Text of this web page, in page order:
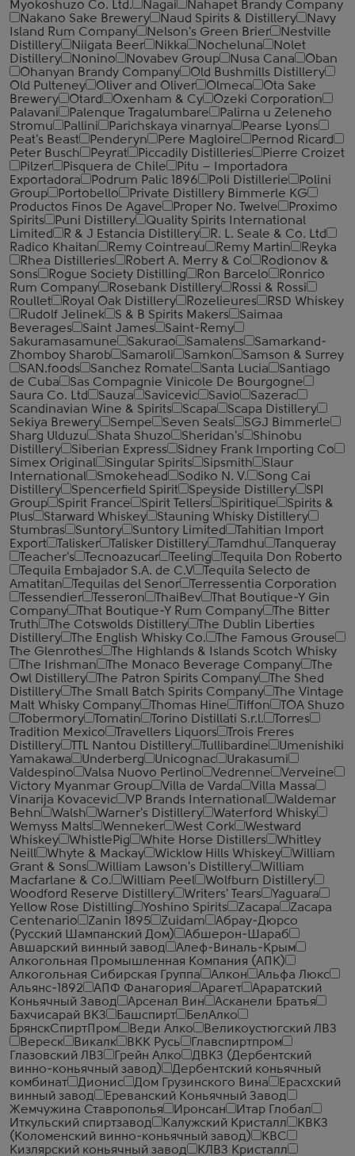
Myokoshuzo Co. Ltd.
Nagai
Nahapet Brandy Company
Nakano Sake Brewery
Naud Spirits & Distillery
Navy
Island Rum Company
Nelson's Green Brier
Nestville
Distillery
Niigata Beer Nikka Nocheluna
Nolet
Distillery
Nonino Novabev Group Nusa Cana
Oban
Ohanyan Brandy Company
Old Bushmills Distillery
Old Pulteney
Oliver and Oliver Olmeca
Ota Sake
Brewery
Otard Oxenham & Cy
Ozeki Corporation
Palavani
Palenque Tragalumbare
Palirna u Zeleneho
Stromu
Pallini Parichskaya vinarnya
Pearse Lyons
Peat's Beast
Penderyn Pere Magloire
Pernod Ricard
Peter Busch
Peyrat Piccadily Distilleries
Pierre Croizet
Pilzer
Pisquera de Chile
Pitu – Importadora
Exportadora
Podrum Palic 1896 Poli Distillerie
Polini
Group
Portobello
Private Distillery Bimmerle KG
Productos Finos De Agave
Proper No. Twelve
Proximo
Spirits
Puni Distillery
Quality Spirits International
Limited
R & J Estancia Distillery
R. L. Seale & Co. Ltd
Radico Khaitan
Remy Cointreau Remy Martin
Reyka
Rhea Distilleries
Robert A. Merry & Co
Rodionov &
Sons
Rogue Society Distilling Ron Barcelo
Ronrico
Rum Company
Rosebank Distillery
Rossi & Rossi
Roullet
Royal Oak Distillery Rozelieures
RSD Whiskey
Rudolf Jelinek
S & B Spirits Makers
Saimaa
Beverages
Saint James
Saint-Remy
Sakuramasamune
Sakurao Samalens
Samarkand-
Zhomboy Sharob
Samaroli Samkon
Samson & Surrey
SAN.foods
Sanchez Romate Santa Lucia
Santiago
de Cuba
Sas Compagnie Vinicole De Bourgogne
Saura Co. Ltd
Sauza Savicevic Savio
Sazerac
Scandinavian Wine & Spirits
Scapa
Scapa Distillery
Sekiya Brewery
Sempe Seven Seals
SGJ Bimmerle
Sharg Ulduzu
Shata Shuzo Sheridan's
Shinobu
Distillery
Siberian Express
Sidney Frank Importing Co
Simex Original
Singular Spirits Sipsmith
Slaur
International
Smokehead Sodiko N. V.
Song Cai
Distillery
Spencerfield Spirit Speyside Distillery
SPI
Group
Spirit France Spirit Tellers Spiritique
Spirits &
Plus
Starward Whiskey
Stauning Whisky Distillery
Stumbras
Suntory Suntory Limited
Tahitian Import
Export
Talisker Talisker Distillery Tamdhu
Tanqueray
Teacher's
Tecnoazucar Teeling
Tequila Don Roberto
Tequila Embajador S.A. de C.V
Tequila Selecto de
Amatitan
Tequilas del Senor
Terressentia Corporation
Tessendier
Tesseron ThaiBev
That Boutique-Y Gin
Company
That Boutique-Y Rum Company
The Bitter
Truth
The Cotswolds Distillery
The Dublin Liberties
Distillery
The English Whisky Co.
The Famous Grouse
The Glenrothes
The Highlands & Islands Scotch Whisky
The Irishman
The Monaco Beverage Company
The
Owl Distillery
The Patron Spirits Company
The Shed
Distillery
The Small Batch Spirits Company
The Vintage
Malt Whisky Company
Thomas Hine Tiffon
TOA Shuzo
Tobermory
Tomatin Torino Distillati S.r.l.
Torres
Tradition Mexico
Travellers Liquors
Trois Freres
Distillery
TTL Nantou Distillery Tullibardine
Umenishiki
Yamakawa
Underberg Unicognac
Urakasumi
Valdespino
Valsa Nuovo Perlino Vedrenne
Verveine
Victory Myanmar Group
Villa de Varda
Villa Massa
Vinarija Kovacevic
VP Brands International
Waldemar
Behn
Walsh Warner's Distillery
Waterford Whisky
Wemyss Malts
Wenneker West Cork
Westward
Whiskey
WhistlePig White Horse Distillers
Whitley
Neill
Whyte & Mackay Wicklow Hills Whiskey
William
Grant & Sons
William Lawson's Distillery
William
Macfarlane & Co.
William Peel
Wolfburn Distillery
Woodford Reserve Distillery
Writers' Tears
Yaguara
Yellow Rose Distilling
Yoshino Spirits Zacapa
Zacapa
Centenario
Zanin 1895 Zuidam
Абрау-Дюрсо
(Русский Шампанский Дом)
Абшерон-Шараб
Авшарский винный завод
Алеф-Виналь-Крым
Алкогольная Промышленная Компания (АПК)
Алкогольная Сибирская Группа
Алкон
Альфа Люкс
Альянс-1892
АПФ Фанагория Арагет
Араратский
Коньячный Завод
Арсенал Вин
Асканели Братья
Бахчисарай ВКЗ
Башспирт
БелАлко
БрянскСпиртПром
Веди Алко
Великоустюгский ЛВЗ
Вереск
Викалк ВКК Русь
Главспиртпром
Глазовский ЛВЗ
Грейн Алко
ДВКЗ (Дербентский
винно-коньячный завод)
Дербентский коньячный
комбинат
Дионис Дом Грузинского Вина
Ерасхский
винный завод
Ереванский Коньячный Завод
Жемчужина Ставрополья
Иронсан
Итар Глобал
Иткульский спиртзавод
Калужский Кристалл
КВКЗ
(Коломенский винно-коньячный завод)
КВС
Кизлярский коньячный завод
КЛВЗ Кристалл